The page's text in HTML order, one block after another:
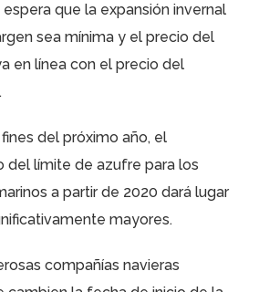
que la expansión invernal
sea mínima y el precio del
en línea con el precio del
del próximo año, el
del límite de azufre para los
a partir de 2020 dará lugar
mayores.
compañías navieras